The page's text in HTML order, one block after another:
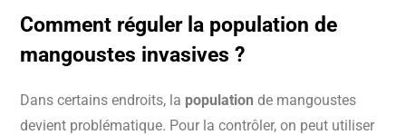
Comment réguler la population de
mangoustes invasives ?
Dans certains endroits, la population de mangoustes
devient problématique. Pour la contrôler, on peut utiliser